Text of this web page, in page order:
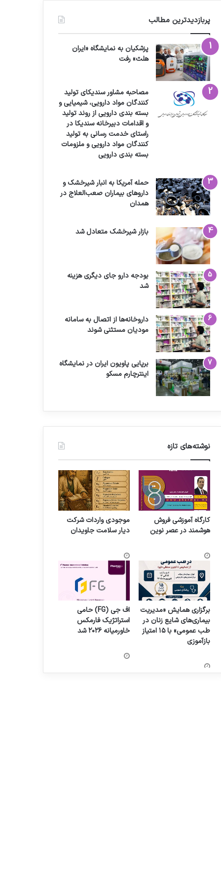
پربازدیدترین مطالب
پزشکیان به نمایشگاه «ایران
هلث» رفت
مصاحبه مشاور سندیکای تولید
کنندگان مواد دارویی، شیمیایی و
بسته بندی دارویی از روند تولید
و اقدامات دبیرخانه سندیکا در
راستای خدمت رسانی به تولید
کنندگان مواد دارویی و ملزومات
بسته بندی دارویی
حمله آمریکا به انبار شیرخشک و
داروهای بیماران صعب‌العلاج در
همدان
بازار شیرخشک متعادل شد
بودجه دارو جای دیگری هزینه
شد
داروخانه‌ها از اتصال به سامانه
مودیان مستثنی شوند
برپایی پاویون ایران در نمایشگاه
اینترچارم مسکو
نوشته‌های تازه
کارگاه آموزشی فروش
هوشمند در عصر نوین
موجودی واردات شرکت
دیار سلامت جاویدان
برگزاری همایش «مدیریت
بیماری‌های شایع زنان در
طب عمومی» با ۱۵ امتیاز
بازآموزی
اف جی (FG) حامی
استراتژیک فارمکس
خاورمیانه ۲۰۲۶ شد